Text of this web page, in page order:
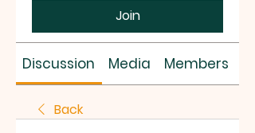
Join
Discussion Media Members
Back